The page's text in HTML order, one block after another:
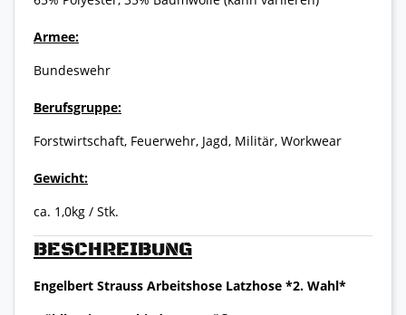
BESCHREIBUNG
Engelbert Strauss Arbeitshose Latzhose *2. Wahl*
Armee:
Bundeswehr
Berufsgruppe:
Forstwirtschaft, Feuerwehr, Jagd, Militär, Workwear
Gewicht:
ca. 1,0kg / Stk.